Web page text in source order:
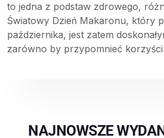
to jedna z podstaw zdrowego,
Światowy Dzień Makaronu, który
października, jest zatem
zarówno by przypomnieć korzyści
NAJNOWSZE